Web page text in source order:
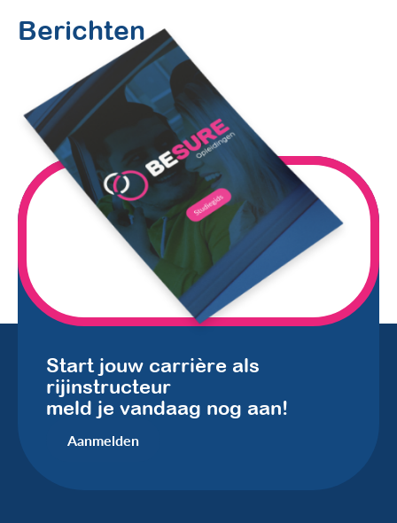
Berichten
Start jouw carrière als
rijinstructeur
meld je vandaag nog aan!
Aanmelden